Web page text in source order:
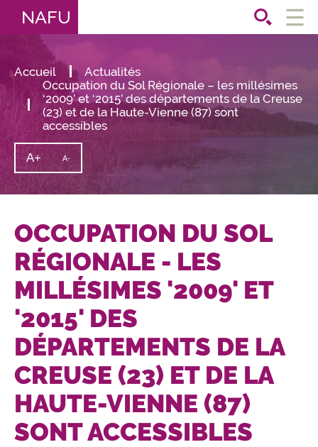
NAFU
Accueil
Actualités
Occupation du Sol Régionale – les millésimes
‘2009’ et ‘2015’ des départements de la Creuse
(23) et de la Haute-Vienne (87) sont
accessibles
A+ Augmenter
la
taille
du
A-
taille
du
texte
OCCUPATION DU SOL
RÉGIONALE - LES
MILLÉSIMES '2009' ET
'2015' DES
DÉPARTEMENTS DE LA
CREUSE (23) ET DE LA
HAUTE-VIENNE (87)
SONT ACCESSIBLES